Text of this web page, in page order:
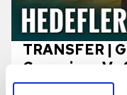
TRANSFER |
Camavinga Ve
Hamlesi!